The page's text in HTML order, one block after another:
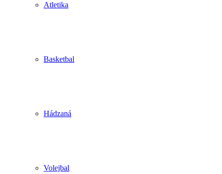
Atletika
Basketbal
Hádzaná
Volejbal